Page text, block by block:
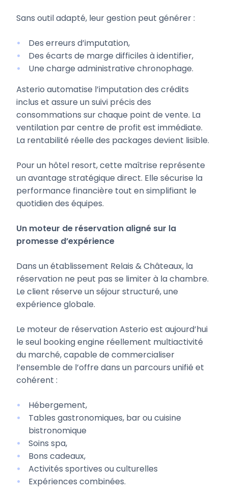
Sans outil adapté, leur gestion peut générer :
Des erreurs d’imputation,
Des écarts de marge difficiles à identifier,
Une charge administrative chronophage.
Asterio automatise l’imputation des crédits
inclus et assure un suivi précis des
consommations sur chaque point de vente. La
ventilation par centre de profit est immédiate.
La rentabilité réelle des packages devient lisible.
Pour un hôtel resort, cette maîtrise représente
un avantage stratégique direct. Elle sécurise la
performance financière tout en simplifiant le
quotidien des équipes.
Un moteur de réservation aligné sur la
promesse d’expérience
Dans un établissement Relais & Châteaux, la
réservation ne peut pas se limiter à la chambre.
Le client réserve un séjour structuré, une
expérience globale.
Le moteur de réservation Asterio est aujourd’hui
le seul booking engine réellement multiactivité
du marché, capable de commercialiser
l’ensemble de l’offre dans un parcours unifié et
cohérent :
Hébergement,
Tables gastronomiques, bar ou cuisine
bistronomique
Soins spa,
Bons cadeaux,
Activités sportives ou culturelles
Expériences combinées.